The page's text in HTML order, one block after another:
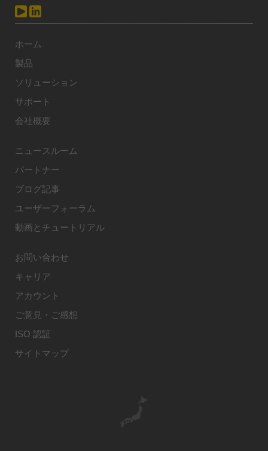
ホーム
製品
ソリューション
サポート
会社概要
ニュースルーム
パートナー
ブログ記事
ユーザーフォーラム
動画とチュートリアル
お問い合わせ
キャリア
アカウント
ご意見・ご感想
ISO 認証
サイトマップ